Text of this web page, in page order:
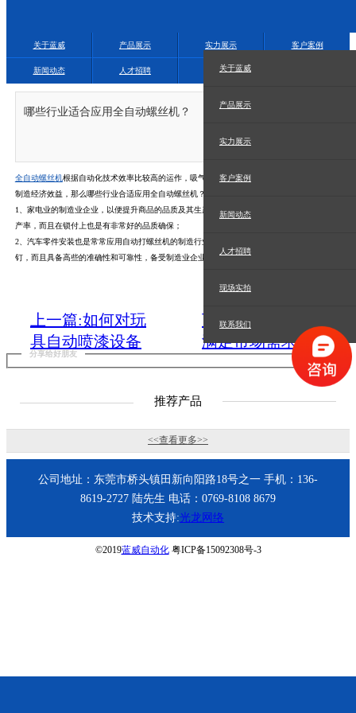
关于蓝威
产品展示
实力展示
客户案例
新闻动态
人才招聘
现场实拍
联系我们
关于蓝威 产品展示 实力展示 客户案例
新闻动态 人才招聘 现场实拍
哪些行业适合应用全自动螺丝机？
全自动螺丝机根据自动化技术效率比较高的运作，吸气式自动螺丝机公司，能够大幅提高生产
制造经济效益，那么哪些行业合适应用全自动螺丝机？蓝威自动化来给大家介绍一下。
1、家电业的制造业企业，以便提升商品的品质及其生产率，就必须应用全自动螺丝机提升生
产率，而且在锁付上也是有非常好的品质确保；
2、汽车零件安装也是常常应用自动打螺丝机的制造行业之一，自动化技术锁付螺钉，填补螺
钉，而且具备高些的准确性和可靠性，备受制造业企业的重视与钟爱。
上一篇:如何对玩
具自动喷漆设备
进行全面的清理
下一篇:升级换代
满足市场需求
分享给好朋友
推荐产品
<<查看更多>>
公司地址：东莞市桥头镇田新向阳路18号之一 手机：136-
8619-2727 陆先生 电话：0769-8108 8679
技术支持:光龙网络
©2019蓝威自动化粤ICP备15092308号-3